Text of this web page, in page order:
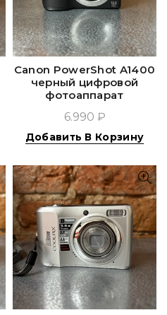
Canon PowerShot A1400
черный цифровой
фотоаппарат
6.990 ₽
Добавить В Корзину